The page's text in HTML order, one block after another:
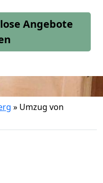
Angebote
» Umzug von